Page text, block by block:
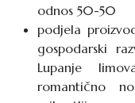
odnos 50-50
podjela
gospodarski
Lupanje
romantično